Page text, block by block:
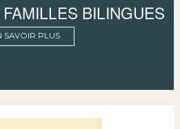
BILINGUES
SAVOIR PLUS